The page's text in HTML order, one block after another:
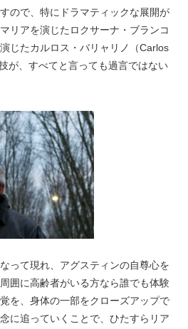
ので、特にドラマティックな展開が
リアを演じたロクサーナ・ブランコ
じたカルロス・バリャリノ（Carlos
が、すべてと言っても過言ではない
って現れ、アグスティンの自尊心を
囲に高齢者がいる方なら誰でも体験
を、身体の一部をクローズアップで
に追っていくことで、ひたすらリア